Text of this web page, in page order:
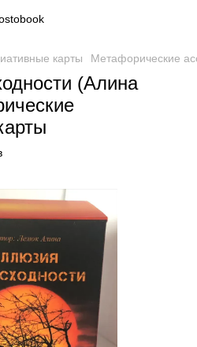
карты Метафорические
(Алина